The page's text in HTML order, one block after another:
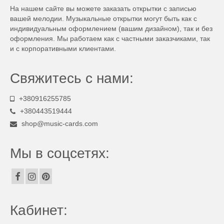
На нашем сайте вы можете заказать открытки с записью
вашей мелодии. Музыкальные открытки могут быть как с
индивидуальным оформлением (вашим дизайном), так и без
оформления. Мы работаем как с частными заказчиками, так
и с корпоративными клиентами.
Свяжитесь с нами:
+380916255785
+380443519444
shop@music-cards.com
Мы в соцсетях:
Кабинет: